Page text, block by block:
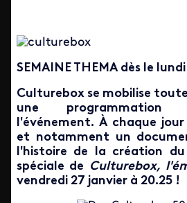
SEMAINE THEMA dès le
Culturebox se mobilise
une programmation
l'événement. À chaque
et notamment un
l'histoire de la création
spéciale de Culturebox,
vendredi 27 janvier à 20.25 !